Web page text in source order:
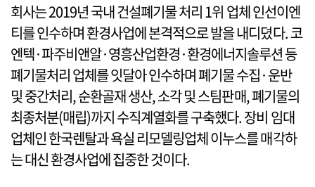
회사는 2019년 국내 건설폐기물 처리 1위 업체 인선이엔
티를 인수하며 환경사업에 본격적으로 발을 내디뎠다. 코
엔텍·파주비앤알·영흥산업환경·환경에너지솔루션 등
폐기물처리 업체를 잇달아 인수하며 폐기물 수집·운반
및 중간처리, 순환골재 생산, 소각 및 스팀판매, 폐기물의
최종처분(매립)까지 수직계열화를 구축했다. 장비 임대
업체인 한국렌탈과 욕실 리모델링업체 이누스를 매각하
는 대신 환경사업에 집중한 것이다.